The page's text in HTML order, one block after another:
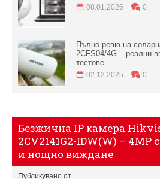
08.01.2026 0
Пълно ревю на
2CFS04/4G – реални
тестове
02.12.2025 0
Безжична IP камера
2CV2141G2-IDW(W) – 4MP
и нощно виждане
Публикувано от